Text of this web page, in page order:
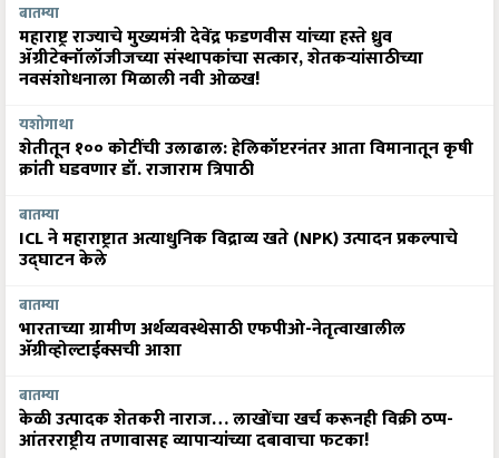
बातम्या
महाराष्ट्र राज्याचे मुख्यमंत्री देवेंद्र फडणवीस यांच्या हस्ते ध्रुव
ॲग्रीटेक्नॉलॉजीजच्या संस्थापकांचा सत्कार, शेतकऱ्यांसाठीच्या
नवसंशोधनाला मिळाली नवी ओळख!
यशोगाथा
शेतीतून १०० कोटींची उलाढाल: हेलिकॉप्टरनंतर आता विमानातून कृषी
क्रांती घडवणार डॉ. राजाराम त्रिपाठी
बातम्या
ICL ने महाराष्ट्रात अत्याधुनिक विद्राव्य खते (NPK) उत्पादन प्रकल्पाचे
उद्घाटन केले
बातम्या
भारताच्या ग्रामीण अर्थव्यवस्थेसाठी एफपीओ-नेतृत्वाखालील
अ‍ॅग्रीव्होल्टाईक्सची आशा
बातम्या
केळी उत्पादक शेतकरी नाराज… लाखोंचा खर्च करूनही विक्री ठप्प-
आंतरराष्ट्रीय तणावासह व्यापाऱ्यांच्या दबावाचा फटका!